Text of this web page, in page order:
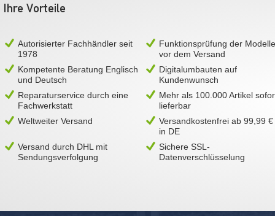
Ihre Vorteile
Autorisierter Fachhändler seit
1978
Funktionsprüfung der Modelle
vor dem Versand
Kompetente Beratung Englisch
und Deutsch
Digitalumbauten auf
Kundenwunsch
Reparaturservice durch eine
Fachwerkstatt
Mehr als 100.000 Artikel
lieferbar
Weltweiter Versand
Versandkostenfrei ab 99,99 €
in DE
Versand durch DHL mit
Sendungsverfolgung
Sichere SSL-
Datenverschlüsselung